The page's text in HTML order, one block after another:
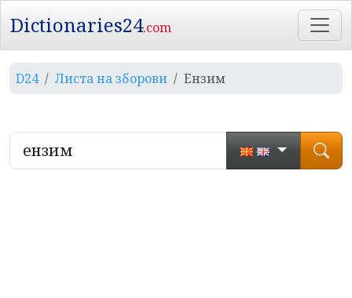
Dictionaries24.com
D24 Листа на зборови Ензим